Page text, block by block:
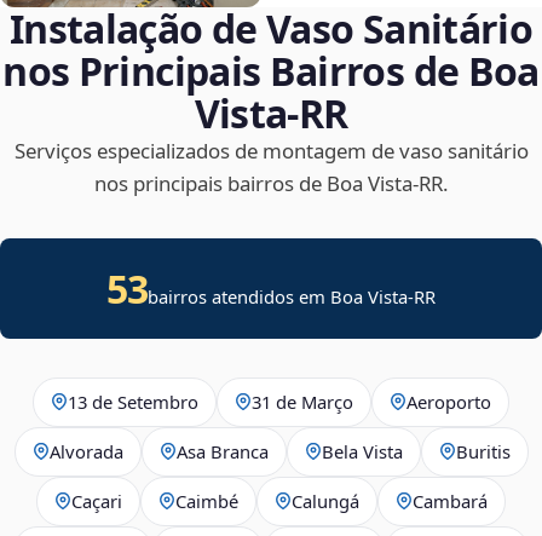
Instalação de Vaso Sanitário
nos Principais Bairros de Boa
Vista‑RR
Serviços especializados de montagem de vaso sanitário
nos principais bairros de Boa Vista‑RR.
53bairros atendidos em Boa Vista-RR
13 de Setembro 31 de Março Aeroporto
Alvorada Asa Branca Bela Vista Buritis
Caçari Caimbé Calungá Cambará